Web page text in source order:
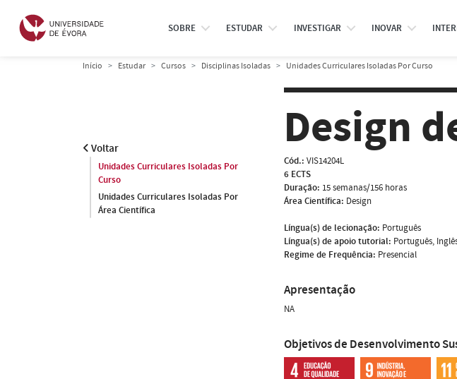
SOBRE ESTUDAR INVESTIGAR INOVAR
Início Estudar Cursos Disciplinas Isoladas Unidades Curriculares Isoladas Por Curso
Voltar
Unidades Curriculares Isoladas Por
Curso
Unidades Curriculares Isoladas Por
Área Científica
Design
Cód.: VIS14204L
6 ECTS
Duração: 15 semanas/156 horas
Área Científica: Design
Língua(s) de lecionação: Português
Língua(s) de apoio tutorial: Português,
Regime de Frequência: Presencial
Apresentação
NA
Objetivos de Desenvolvimento